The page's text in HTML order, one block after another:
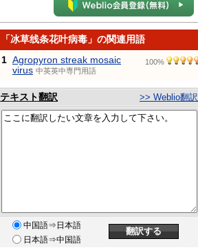
「冰草线条花叶病毒」の関連用語
1 Agropyron streak mosaic
virus 中英英中専門用語
100%
テキスト翻訳 >> Weblio翻訳
中国語⇒日本語
日本語⇒中国語